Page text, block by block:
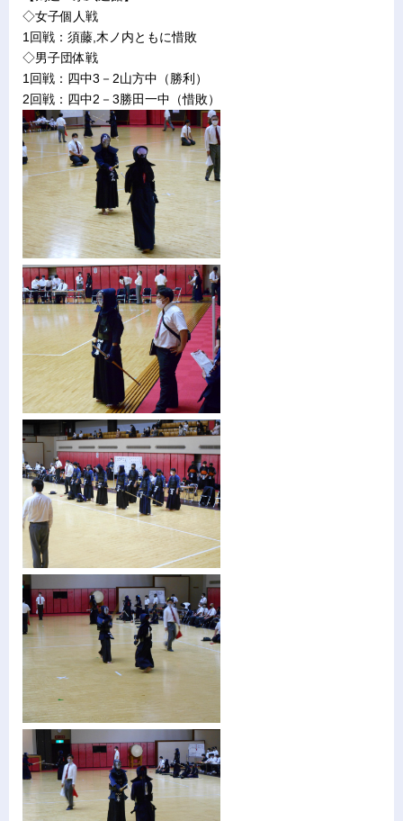
◇女子個人戦
1回戦：須藤,木ノ内ともに惜敗
◇男子団体戦
1回戦：四中3－2山方中（勝利）
2回戦：四中2－3勝田一中（惜敗）